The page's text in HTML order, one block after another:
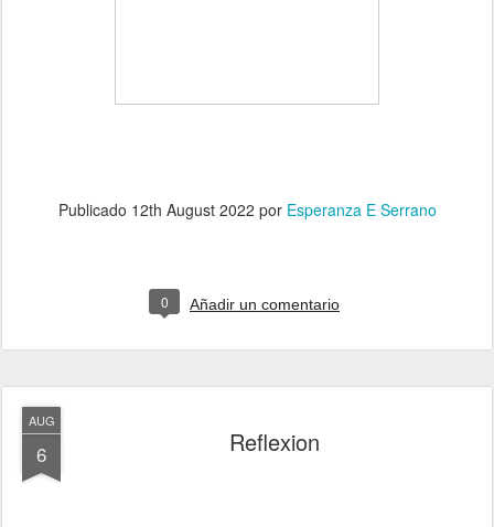
Publicado 12th August 2022 por Esperanza E Serrano
0 Añadir un comentario
AUG
6 Reflexion